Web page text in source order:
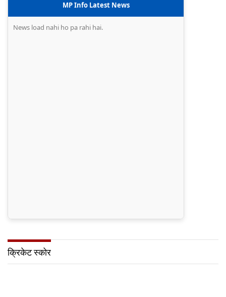
MP Info Latest News
News load nahi ho pa rahi hai.
क्रिकेट स्कोर